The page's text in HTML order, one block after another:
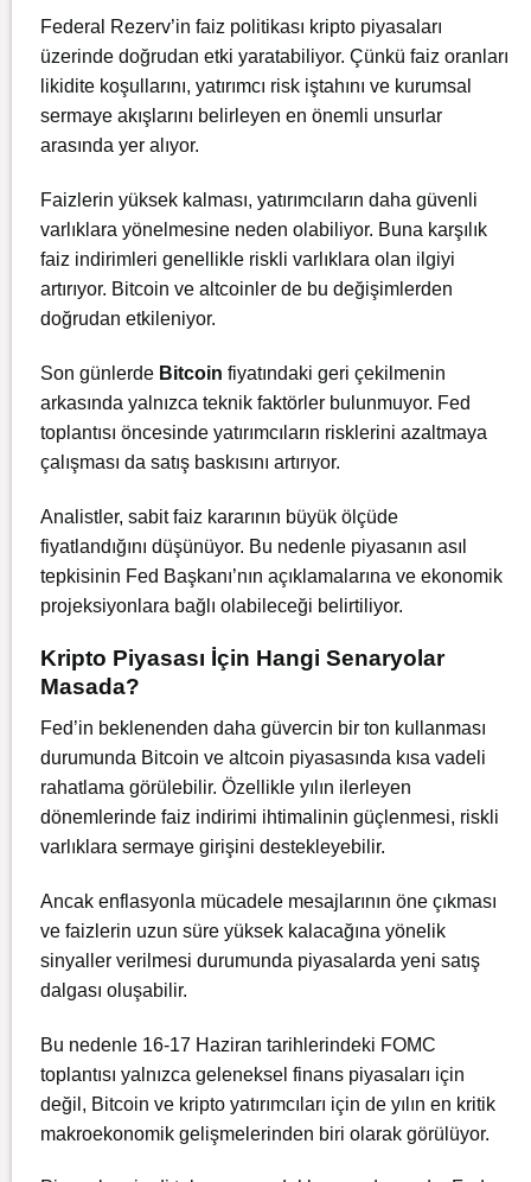
Federal Rezerv’in faiz politikası kripto piyasaları
üzerinde doğrudan etki yaratabiliyor. Çünkü faiz oranları
likidite koşullarını, yatırımcı risk iştahını ve kurumsal
sermaye akışlarını belirleyen en önemli unsurlar
arasında yer alıyor.
Faizlerin yüksek kalması, yatırımcıların daha güvenli
varlıklara yönelmesine neden olabiliyor. Buna karşılık
faiz indirimleri genellikle riskli varlıklara olan ilgiyi
artırıyor. Bitcoin ve altcoinler de bu değişimlerden
doğrudan etkileniyor.
Son günlerde Bitcoin fiyatındaki geri çekilmenin
arkasında yalnızca teknik faktörler bulunmuyor. Fed
toplantısı öncesinde yatırımcıların risklerini azaltmaya
çalışması da satış baskısını artırıyor.
Analistler, sabit faiz kararının büyük ölçüde
fiyatlandığını düşünüyor. Bu nedenle piyasanın asıl
tepkisinin Fed Başkanı’nın açıklamalarına ve ekonomik
projeksiyonlara bağlı olabileceği belirtiliyor.
Kripto Piyasası İçin Hangi Senaryolar
Masada?
Fed’in beklenenden daha güvercin bir ton kullanması
durumunda Bitcoin ve altcoin piyasasında kısa vadeli
rahatlama görülebilir. Özellikle yılın ilerleyen
dönemlerinde faiz indirimi ihtimalinin güçlenmesi, riskli
varlıklara sermaye girişini destekleyebilir.
Ancak enflasyonla mücadele mesajlarının öne çıkması
ve faizlerin uzun süre yüksek kalacağına yönelik
sinyaller verilmesi durumunda piyasalarda yeni satış
dalgası oluşabilir.
Bu nedenle 16-17 Haziran tarihlerindeki FOMC
toplantısı yalnızca geleneksel finans piyasaları için
değil, Bitcoin ve kripto yatırımcıları için de yılın en kritik
makroekonomik gelişmelerinden biri olarak görülüyor.